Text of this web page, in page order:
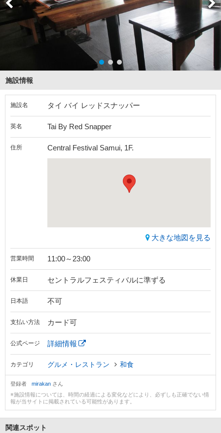
施設情報
施設名 タイ バイ レッドスナッパー
英名 Tai By Red Snapper
住所 Central Festival Samui, 1F.
大きな地図を見る
営業時間 11:00～23:00
休業日 セントラルフェスティバルに準ずる
日本語 不可
支払い方法 カード可
公式ページ 詳細情報
カテゴリ グルメ・レストラン 和食
登録者 mirakan さん
※施設情報については、時間の経過による変化などにより、必ずしも正確でない情
報が当サイトに掲載されている可能性があります。
関連スポット